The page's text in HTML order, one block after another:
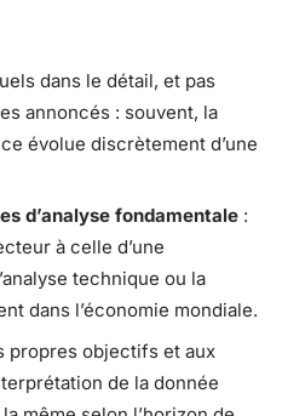
dans le détail, et pas
annoncés : souvent, la
évolue discrètement d’une
d’analyse fondamentale :
à celle d’une
technique ou la
dans l’économie mondiale.
propres objectifs et aux
de la donnée